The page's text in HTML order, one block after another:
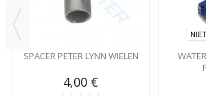
SPACER PETER LYNN WIELEN
4,00 €